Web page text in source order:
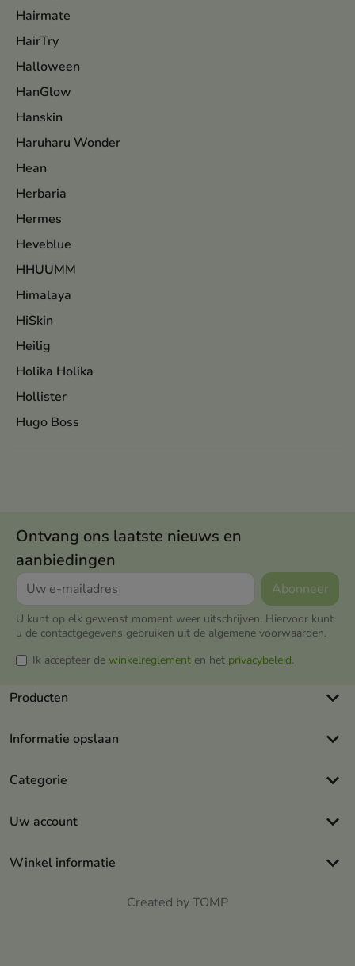
Hairmate
HairTry
Halloween
HanGlow
Hanskin
Haruharu Wonder
Hean
Herbaria
Hermes
Heveblue
HHUUMM
Himalaya
HiSkin
Heilig
Holika Holika
Hollister
Hugo Boss
Ontvang ons laatste nieuws en
aanbiedingen
U kunt op elk gewenst moment weer uitschrijven. Hiervoor kunt
u de contactgegevens gebruiken uit de algemene voorwaarden.
Ik accepteer de winkelreglement en het privacybeleid.
Producten keyboard_arrow_down
Informatie opslaan keyboard_arrow_down
Categorie keyboard_arrow_down
Uw account keyboard_arrow_down
Winkel informatie keyboard_arrow_down
Created by TOMP